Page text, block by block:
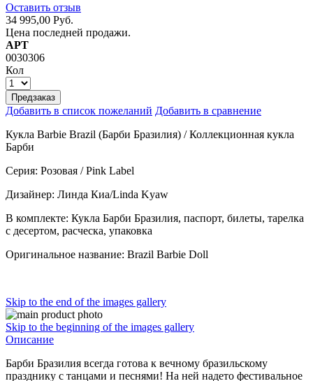
Оставить отзыв
34 995,00 Руб.
Цена последней продажи.
АРТ
0030306
Кол
Предзаказ
Добавить в список пожеланий Добавить в сравнение
Кукла Barbie Brazil (Барби Бразилия) / Коллекционная кукла
Барби
Серия: Розовая / Pink Label
Дизайнер: Линда Киа/Linda Kyaw
В комплекте: Кукла Барби Бразилия, паспорт, билеты, тарелка
с десертом, расческа, упаковка
Оригинальное название: Brazil Barbie Doll
Skip to the end of the images gallery
Skip to the beginning of the images gallery
Описание
Барби Бразилия всегда готова к вечному бразильскому
празднику с танцами и песнями! На ней надето фестивальное